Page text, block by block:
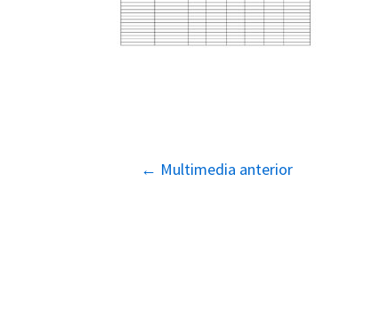
Navegación
← Multimedia anterior